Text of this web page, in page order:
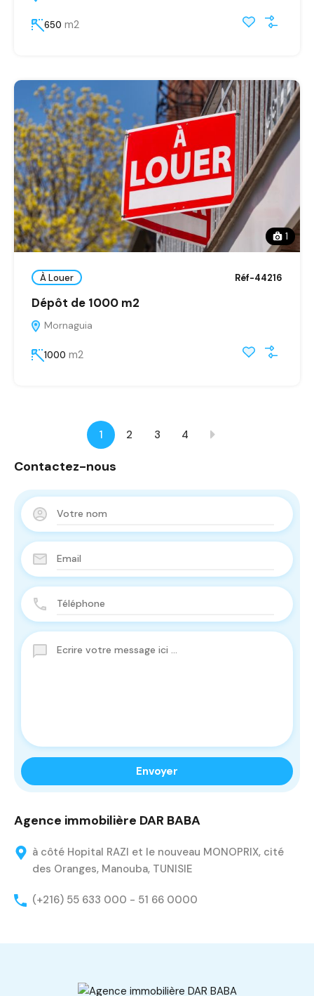
650 m2
1
À Louer Réf-44216
Dépôt de 1000 m2
Mornaguia
1000 m2
1 2 3 4
Contactez-nous
Agence immobilière DAR BABA
à côté Hopital RAZI et le nouveau MONOPRIX, cité
des Oranges, Manouba, TUNISIE
(+216) 55 633 000 - 51 66 0000